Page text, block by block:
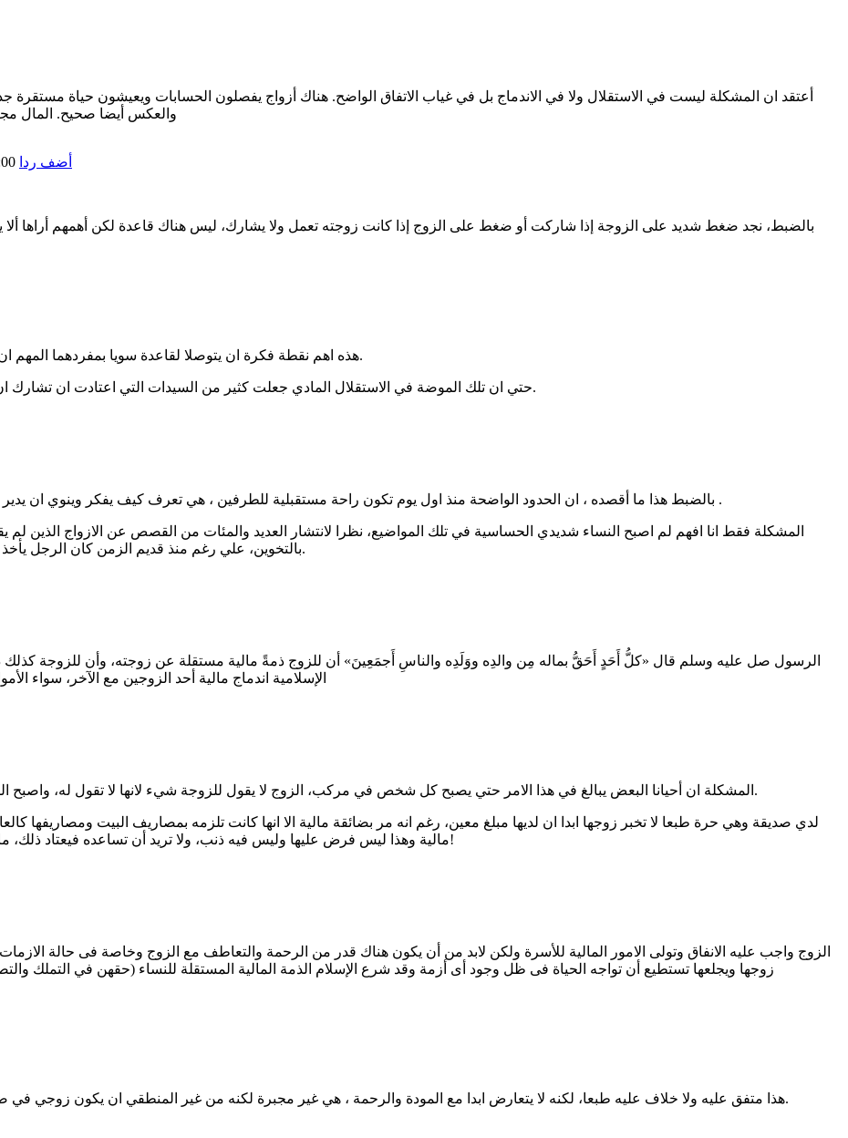
أعتقد ان المشكلة ليست في الاستقلال ولا في الاندماج بل في غياب الاتفاق الواضح. هناك أزواج يفصلون الحسابات ويعيشون حياة
والعكس أيضا صحيح. المال
أضف ردا
بالضبط، نجد ضغط شديد على الزوجة إذا شاركت أو ضغط على الزوج إذا كانت زوجته تعمل ولا يشارك، ليس هناك قاعدة لكن أهمهم أراها
هذه اهم نقطة فكرة ان يتوصلا لقاعدة سويا بمفردهما المهم ان تكون تلك القاعدة والاتفاق مريح للطرفين وليس له طرف ثالث.
حتي ان تلك الموضة في الاستقلال المادي جعلت كثير من السيدات التي اعتادت ان تشارك ان تتراجع وتشعر انها (مضحوك عليها) بسبب هذا التوجه المجتمعي.
بالضبط هذا ما أقصده ، ان الحدود الواضحة منذ اول يوم تكون راحة مستقبلية للطرفين ، هي تعرف كيف يفكر وينوي ان يدير البيت، وهو يعرف طبيعتها وما الطريقة المريحة لهما في التعامل .
المشكلة فقط انا افهم لم اصبح النساء شديدي الحساسية في تلك المواضيع، نظرا لانتشار العديد والمئات من القصص عن الازواج الذين
بالتخوين، علي رغم منذ قديم الزمن كان الرجل يأخذ ماهيته يعطيها لزوجته تهي تدبر المصاريف والاقساط والجمعيات.
الرسول صل عليه وسلم قال «كلُّ أَحَدٍ أَحَقُّ بماله مِن والدِه ووَلَدِه والناسِ أَجمَعِينَ» أن للزوج ذمةً مالية مستقلة عن زوجته، وأن للزوجة كذلك
الإسلامية اندماج مالية أحد الزوجين مع الآخر، سواء
المشكلة ان أحيانا البعض يبالغ في هذا الامر حتي يصبح كل شخص في مركب، الزوج لا يقول للزوجة شيء لانها لا تقول له، واصبح الطرفان لا يعلمان عن وضعهما المادي كأسرة وليس كأفراد شيء.
لدي صديقة وهي حرة طبعا لا تخبر زوجها ابدا ان لديها مبلغ معين، رغم انه مر بضائقة مالية الا انها كانت تلزمه بمصاريف البيت ومصاريفها
مالية وهذا ليس فرض عليها وليس فيه ذنب، ولا تريد أن تساعده فيعتاد ذلك، ما تفعله حرية شخصية وليس عيبا، لكن ليس فيه من المودة شيء!
الزوج واجب عليه الانفاق وتولى الامور المالية للأسرة ولكن لابد من أن يكون هناك قدر من الرحمة والتعاطف مع الزوج وخاصة فى حالة
زوجها ويجلعها تستطيع أن تواجه الحياة فى ظل وجود أى أزمة وقد شرع الإسلام الذمة المالية المستقلة للنساء (حقهن في التملك
هذا متفق عليه ولا خلاف عليه طبعا، لكنه لا يتعارض ابدا مع المودة والرحمة ، هي غير مجبرة لكنه من غير المنطقي ان يكون زوجي في ضائقة وانا ارفض مساعدته بحجة الا يعرف وضعي او ذمتي المالية.